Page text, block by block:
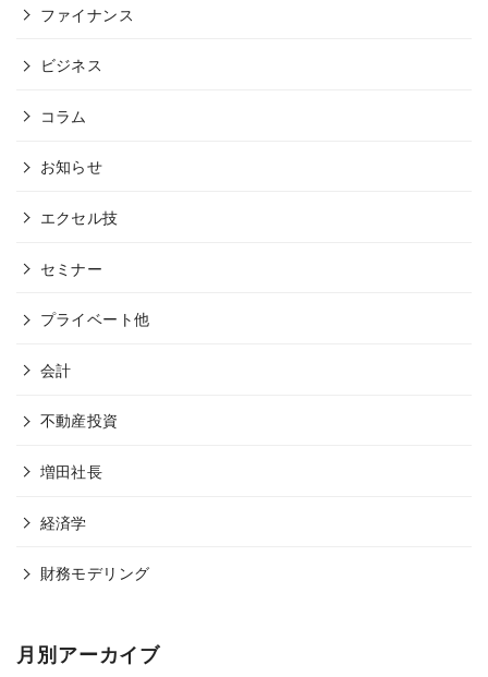
ファイナンス
ビジネス
コラム
お知らせ
エクセル技
セミナー
プライベート他
会計
不動産投資
増田社長
経済学
財務モデリング
月別アーカイブ